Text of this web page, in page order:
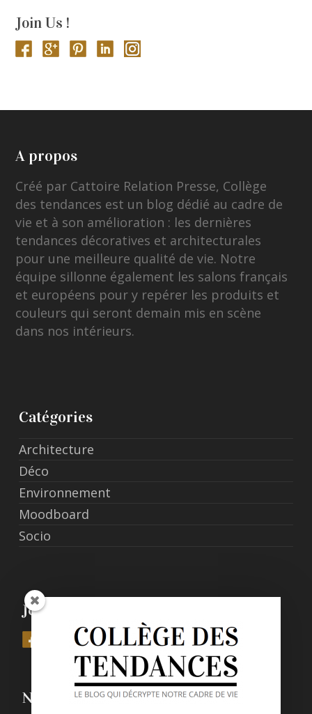
Join Us !
A propos
Créé par Cattoire Relation Presse, Collège
des tendances est un blog dédié au cadre de
vie et à son amélioration : les dernières
tendances décoratives et architecturales
pour une meilleure qualité de vie. Notre
équipe sillonne également les salons français
et européens pour y repérer les produits et
couleurs qui seront demain mis en scène
dans nos intérieurs.
Catégories
Architecture
Déco
Environnement
Moodboard
Socio
Join Us
Nos derniers posts